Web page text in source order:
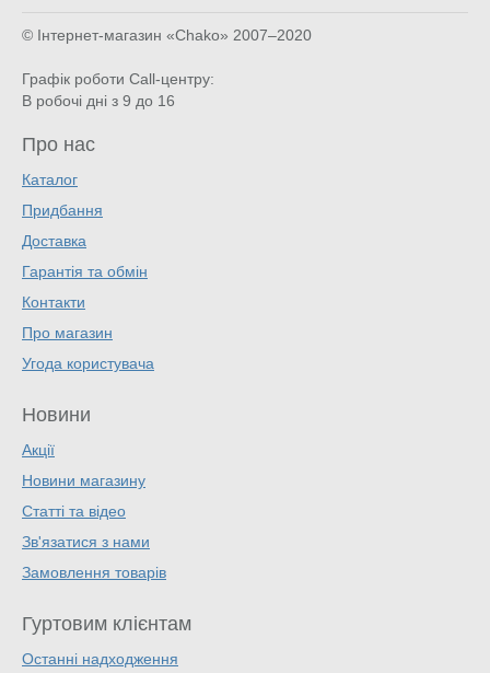
© Інтернет-магазин «Chako» 2007–2020
Графік роботи Call-центру:
В робочі дні з 9 до 16
Про нас
Каталог
Придбання
Доставка
Гарантія та обмін
Контакти
Про магазин
Угода користувача
Новини
Акції
Новини магазину
Статті та відео
Зв'язатися з нами
Замовлення товарів
Гуртовим клієнтам
Останні надходження